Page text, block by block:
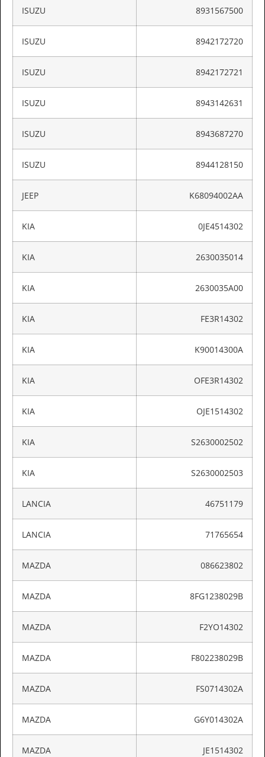
ISUZU 8931567500
ISUZU 8942172720
ISUZU 8942172721
ISUZU 8943142631
ISUZU 8943687270
ISUZU 8944128150
JEEP K68094002AA
KIA 0JE4514302
KIA 2630035014
KIA 2630035A00
KIA FE3R14302
KIA K90014300A
KIA OFE3R14302
KIA OJE1514302
KIA S2630002502
KIA S2630002503
LANCIA 46751179
LANCIA 71765654
MAZDA 086623802
MAZDA 8FG1238029B
MAZDA F2YO14302
MAZDA F802238029B
MAZDA FS0714302A
MAZDA G6Y014302A
MAZDA JE1514302